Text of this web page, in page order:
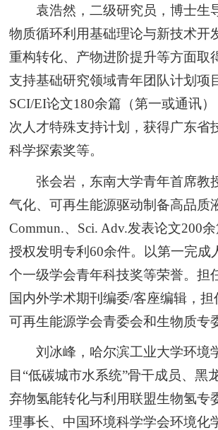
袁浩然，二级研究员，博士生
物质循环利用基础理论与新技术开
重构转化、产物进阶提升等方面取
支持基础研究领域青年团队计划项
SCI/EI论文180余篇（第一或通讯
次人才特殊支持计划，获得广东省
科学探索奖等。
张会岩，东南大学青年首席教
气化、可再生能源驱动制备高品质
Commun.、Sci. Adv.发表论文200
授权发明专利60余件。以第一完
个一级学会青年科技奖等荣誉。担
国内外学术期刊编委/客座编辑，
可再生能源学会青委会和生物质专
刘冰峰，哈尔滨工业大学环境
目“低碳城市水系统”骨干成员、黑
弃物氢能转化与利用联盟生物氢专
理事长、中国环境科学学会环境化